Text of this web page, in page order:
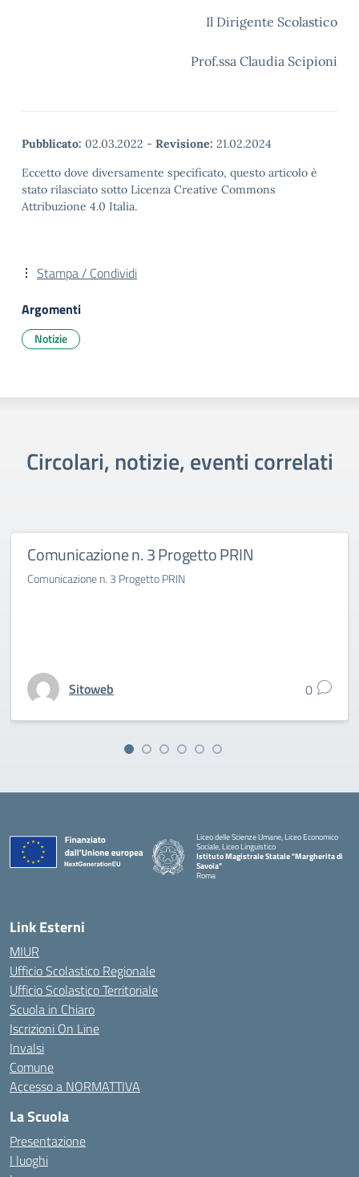
Il Dirigente Scolastico
Prof.ssa Claudia Scipioni
Pubblicato: 02.03.2022 - Revisione: 21.02.2024
Eccetto dove diversamente specificato, questo articolo è
stato rilasciato sotto Licenza Creative Commons
Attribuzione 4.0 Italia.
Stampa / Condividi
Argomenti
Notizie
Circolari, notizie, eventi correlati
Comunicazione n. 3 Progetto PRIN
Comunicazione n. 3 Progetto PRIN
Sitoweb 0
Liceo delle Scienze Umane, Liceo Economico
Sociale, Liceo Linguistico
Istituto Magistrale Statale "Margherita di
Savoia"
Roma
Link Esterni
MIUR
Ufficio Scolastico Regionale
Ufficio Scolastico Territoriale
Scuola in Chiaro
Iscrizioni On Line
Invalsi
Comune
Accesso a NORMATTIVA
La Scuola
Presentazione
I luoghi